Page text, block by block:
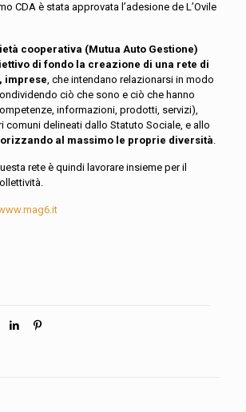
CDA è stata approvata l’adesione de L’Ovile
cooperativa (Mutua Auto Gestione)
di fondo la creazione di una rete di
imprese, che intendano relazionarsi in modo
ciò che sono e ciò che hanno
informazioni, prodotti, servizi),
comuni delineati dallo Statuto Sociale, e allo
al massimo le proprie diversità.
rete è quindi lavorare insieme per il